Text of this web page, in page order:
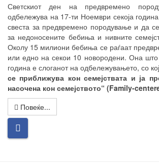
Светскиот ден на предвремено
одбележува на 17-ти Ноември секоја
свеста за предвремено породување и да
за недоносените бебиња и нивните
Околу 15 милиони бебиња се раѓаат
или едно на секои 10 новородени. Она што
година е слоганот на одбележувањето, со кој
се приближува кон семејствата и ја
насочена кон семејството“ (Family-
Повеќе...